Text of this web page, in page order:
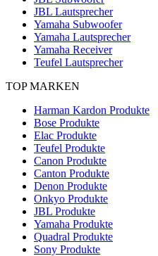
JBL Lautsprecher
Yamaha Subwoofer
Yamaha Lautsprecher
Yamaha Receiver
Teufel Lautsprecher
TOP MARKEN
Harman Kardon Produkte
Bose Produkte
Elac Produkte
Teufel Produkte
Canon Produkte
Canton Produkte
Denon Produkte
Onkyo Produkte
JBL Produkte
Yamaha Produkte
Quadral Produkte
Sony Produkte